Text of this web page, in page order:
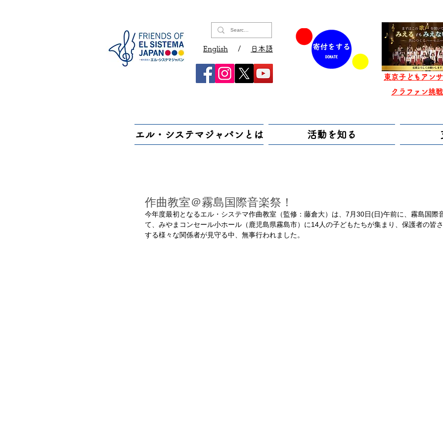
English / 日本語
東京子どもアン
クラファン挑戦
エル・システマジャパンとは 活動を知る
作曲教室＠霧島国際音楽祭！
今年度最初となるエル・システマ作曲教室（監修：藤倉大）は、7月30日(日)午前に、霧島国際
て、みやまコンセール小ホール（鹿児島県霧島市）に14人の子どもたちが集まり、保護者の皆
する様々な関係者が見守る中、無事行われました。